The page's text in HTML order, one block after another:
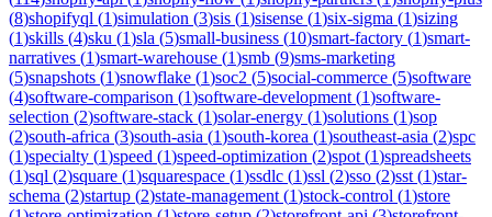
(8)shopifyql (1)simulation (3)sis (1)sisense (1)six-sigma (1)sizing
(1)skills (4)sku (1)sla (5)small-business (10)smart-factory (1)smart-
narratives (1)smart-warehouse (1)smb (9)sms-marketing
(5)snapshots (1)snowflake (1)soc2 (5)social-commerce (5)software
(4)software-comparison (1)software-development (1)software-
selection (2)software-stack (1)solar-energy (1)solutions (1)sop
(2)south-africa (3)south-asia (1)south-korea (1)southeast-asia (2)spc
(1)specialty (1)speed (1)speed-optimization (2)spot (1)spreadsheets
(1)sql (2)square (1)squarespace (1)ssdlc (1)ssl (2)sso (2)sst (1)star-
schema (2)startup (2)state-management (1)stock-control (1)store